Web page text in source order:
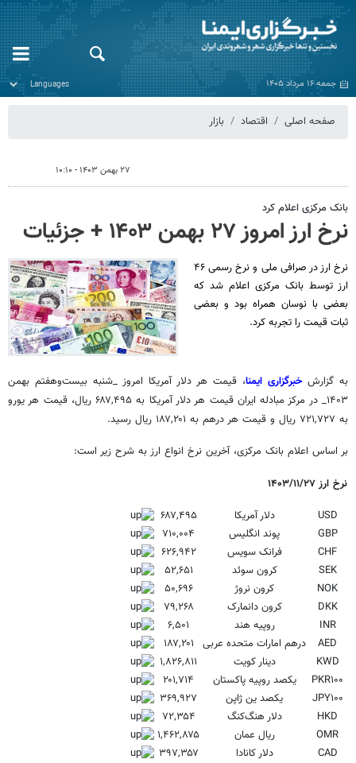
جمعه ۱۶ مرداد ۱۴۰۵
صفحه اصلی اقتصاد بازار
۲۷ بهمن ۱۴۰۳ - ۱۰:۱۰
بانک مرکزی اعلام کرد
نرخ ارز امروز ۲۷ بهمن ۱۴۰۳ + جزئیات
نرخ ارز در صرافی ملی و نرخ رسمی ۴۶
ارز توسط بانک مرکزی اعلام شد که
بعضی با نوسان همراه بود و بعضی
ثبات قیمت را تجربه کرد.
به گزارش خبرگزاری ایمنا، قیمت هر دلار آمریکا امروز _شنبه بیست‌وهفتم بهمن
۱۴۰۳_ در مرکز مبادله ایران قیمت هر دلار آمریکا به ۶۸۷,۴۹۵ ریال، قیمت هر یورو
به ۷۲۱,۷۲۷ ریال و قیمت هر درهم به ۱۸۷,۲۰۱ ریال رسید.
بر اساس اعلام بانک مرکزی، آخرین نرخ انواع ارز به شرح زیر است:
نرخ ارز ۱۴۰۳/۱۱/۲۷
USD
دلار آمریکا
۶۸۷,۴۹۵
GBP
پوند انگلیس
۷۱۰,۰۰۴
CHF
فرانک سویس
۶۲۶,۹۴۲
SEK
کرون سوئد
۵۲,۶۵۱
NOK
کرون نروژ
۵۰,۶۹۶
DKK
کرون دانمارک
۷۹,۲۶۸
INR
روپیه هند
۶,۵۰۱
AED
درهم امارات متحده عربی ۱۸۷,۲۰۱
KWD
دینار کویت
۱,۸۲۶,۸۱۱
PKR۱۰۰
یکصد روپیه پاکستان
۲۰۱,۷۱۴
JPY۱۰۰
یکصد ین ژاپن
۳۶۹,۹۲۷
HKD
دلار هنگ‌کنگ
۷۲,۳۵۴
OMR
ریال عمان
۱,۴۶۲,۸۷۵
CAD
دلار کانادا
۳۹۷,۳۵۷